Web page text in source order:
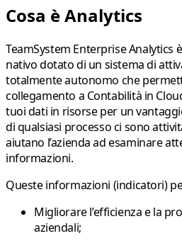
Cosa è Analytics
TeamSystem Enterprise Analytics
nativo dotato di un sistema di
totalmente autonomo che
collegamento a Contabilità in
tuoi dati in risorse per un
di qualsiasi processo ci sono
aiutano l’azienda ad esaminare
informazioni.
Queste informazioni (indicatori)
Migliorare l’efficienza e la
aziendali;